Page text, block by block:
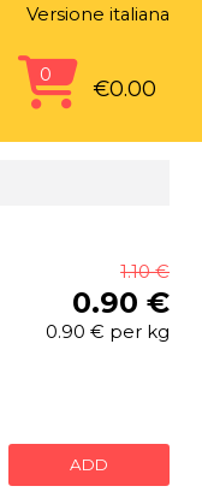
Versione italiana
0
€0.00
1.10 €
0.90 €
0.90 € per kg
ADD